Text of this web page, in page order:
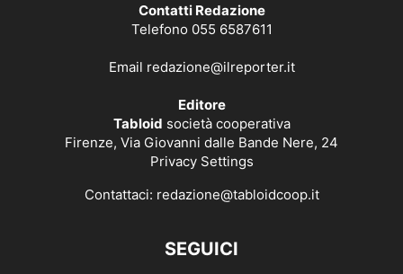
Contatti Redazione
Telefono 055 6587611
Email redazione@ilreporter.it
Editore
Tabloid società cooperativa
Firenze, Via Giovanni dalle Bande Nere, 24
Privacy Settings
Contattaci: redazione@tabloidcoop.it
SEGUICI